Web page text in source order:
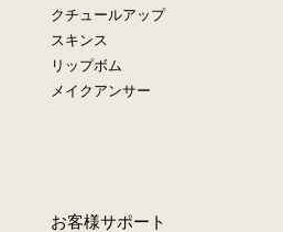
クチュールアップ
スキンス
リップボム
メイクアンサー
お客様サポート